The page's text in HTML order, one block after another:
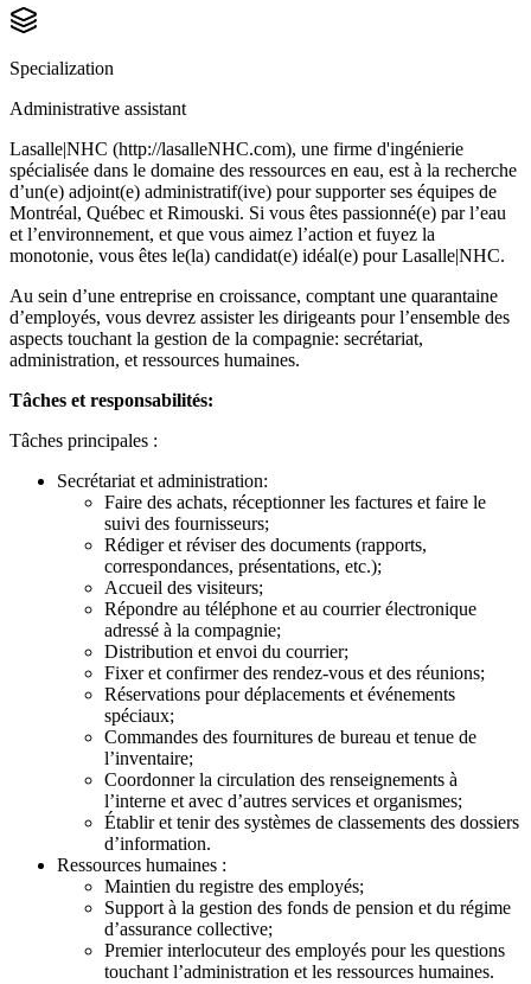
Specialization
Administrative assistant
Lasalle|NHC (http://lasalleNHC.com), une firme d'ingénierie
spécialisée dans le domaine des ressources en eau, est à la recherche
d’un(e) adjoint(e) administratif(ive) pour supporter ses équipes de
Montréal, Québec et Rimouski. Si vous êtes passionné(e) par l’eau
et l’environnement, et que vous aimez l’action et fuyez la
monotonie, vous êtes le(la) candidat(e) idéal(e) pour Lasalle|NHC.
Au sein d’une entreprise en croissance, comptant une quarantaine
d’employés, vous devrez assister les dirigeants pour l’ensemble des
aspects touchant la gestion de la compagnie: secrétariat,
administration, et ressources humaines.
Tâches et responsabilités:
Tâches principales :
Secrétariat et administration:
Faire des achats, réceptionner les factures et faire le
suivi des fournisseurs;
Rédiger et réviser des documents (rapports,
correspondances, présentations, etc.);
Accueil des visiteurs;
Répondre au téléphone et au courrier électronique
adressé à la compagnie;
Distribution et envoi du courrier;
Fixer et confirmer des rendez-vous et des réunions;
Réservations pour déplacements et événements
spéciaux;
Commandes des fournitures de bureau et tenue de
l’inventaire;
Coordonner la circulation des renseignements à
l’interne et avec d’autres services et organismes;
Établir et tenir des systèmes de classements des dossiers
d’information.
Ressources humaines :
Maintien du registre des employés;
Support à la gestion des fonds de pension et du régime
d’assurance collective;
Premier interlocuteur des employés pour les questions
touchant l’administration et les ressources humaines.